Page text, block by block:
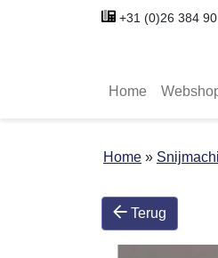
+31 (0)26 384
Home
Home
Terug